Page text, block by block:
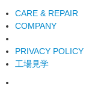
CARE & REPAIR
COMPANY
PRIVACY POLICY
工場見学